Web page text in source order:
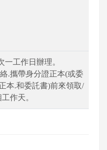
工作日辦理。
.攜帶身分證正本(或委
本.和委託書)前來領取/
作天。